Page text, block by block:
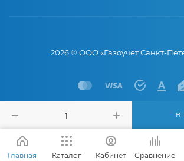
В
2026 © ООО «Газоучет Санкт-
Главная Каталог Кабинет Сравнение